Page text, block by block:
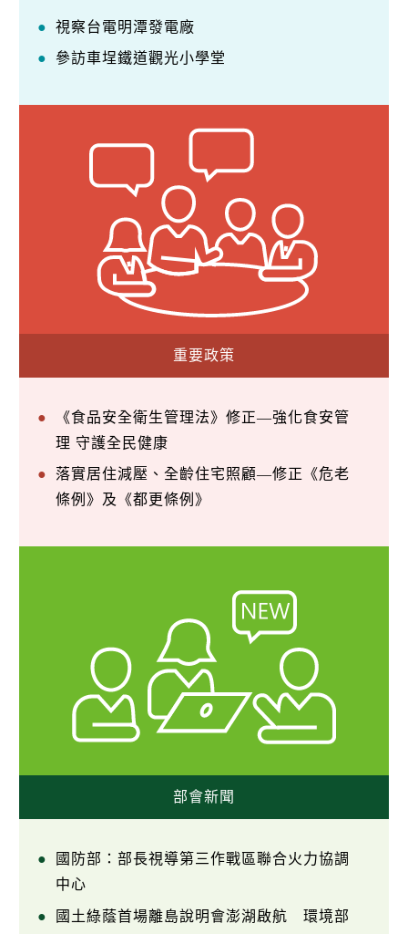
視察台電明潭發電廠
參訪車埕鐵道觀光小學堂
重要政策
《食品安全衛生管理法》修正—強化食安管
理 守護全民健康
落實居住減壓、全齡住宅照顧—修正《危老
條例》及《都更條例》
部會新聞
國防部：部長視導第三作戰區聯合火力協調
中心
國土綠蔭首場離島說明會澎湖啟航 環境部